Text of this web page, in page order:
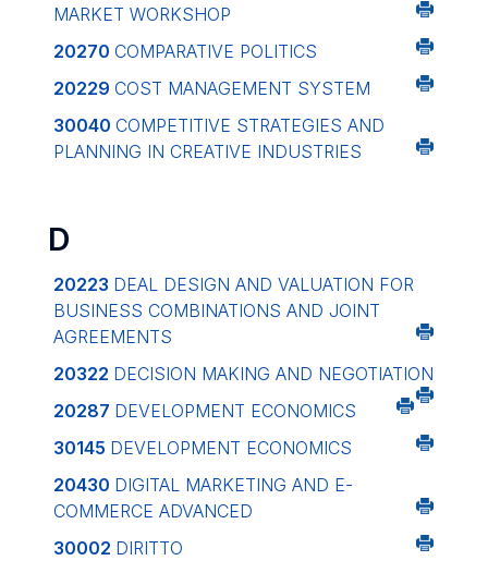
MARKET WORKSHOP
20270 COMPARATIVE POLITICS
20229 COST MANAGEMENT SYSTEM
30040 COMPETITIVE STRATEGIES AND
PLANNING IN CREATIVE INDUSTRIES
D
20223 DEAL DESIGN AND VALUATION FOR
BUSINESS COMBINATIONS AND JOINT
AGREEMENTS
20322 DECISION MAKING AND NEGOTIATION
20287 DEVELOPMENT ECONOMICS
30145 DEVELOPMENT ECONOMICS
20430 DIGITAL MARKETING AND E-
COMMERCE ADVANCED
30002 DIRITTO